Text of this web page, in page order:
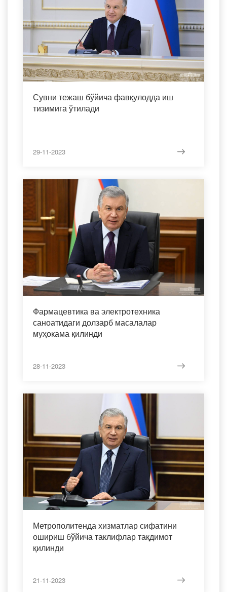
Сувни тежаш бўйича фавқулодда иш
тизимига ўтилади
29-11-2023
Фармацевтика ва электротехника
саноатидаги долзарб масалалар
муҳокама қилинди
28-11-2023
Метрополитенда хизматлар сифатини
ошириш бўйича таклифлар тақдимот
қилинди
21-11-2023